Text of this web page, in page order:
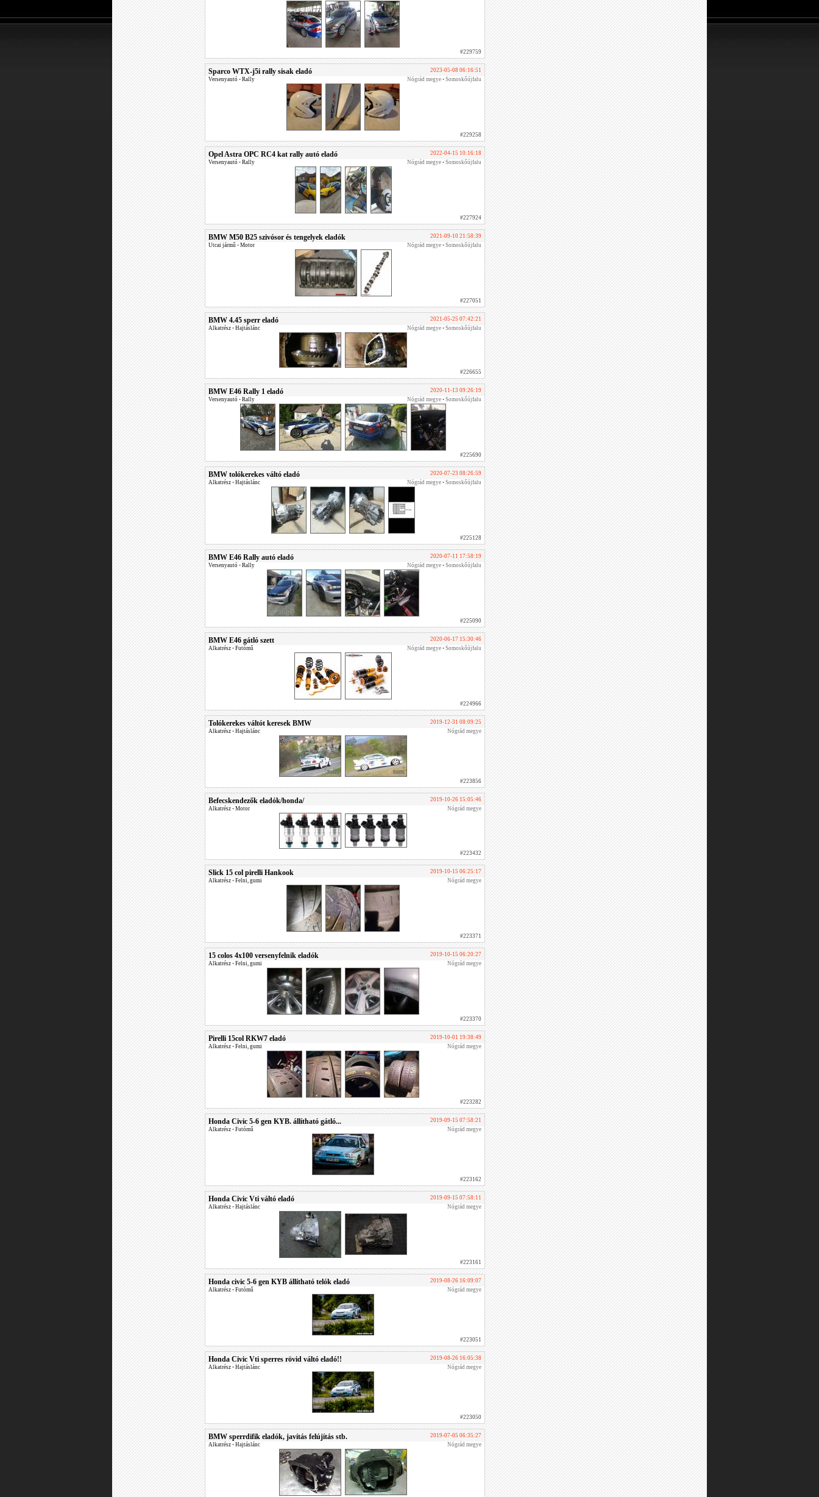
#229759
Sparco WTX-j5i rally sisak eladó
2023-05-08 06:16:51
Versenyautó • Rally Nógrád megye • Somoskőújfalu
#229258
Opel Astra OPC RC4 kat rally autó eladó
2022-04-15 10:16:18
Versenyautó • Rally Nógrád megye • Somoskőújfalu
#227924
BMW M50 B25 szivósor és tengelyek eladók
2021-09-10 21:58:39
Utcai jármű • Motor Nógrád megye • Somoskőújfalu
#227051
BMW 4.45 sperr eladó
2021-05-25 07:42:21
Alkatrész • Hajtáslánc Nógrád megye • Somoskőújfalu
#226655
BMW E46 Rally 1 eladó
2020-11-13 09:26:19
Versenyautó • Rally Nógrád megye • Somoskőújfalu
#225690
BMW tolókerekes váltó eladó
2020-07-23 08:26:59
Alkatrész • Hajtáslánc Nógrád megye • Somoskőújfalu
#225128
BMW E46 Rally autó eladó
2020-07-11 17:58:19
Versenyautó • Rally Nógrád megye • Somoskőújfalu
#225090
BMW E46 gátló szett
2020-06-17 15:30:46
Alkatrész • Futómű Nógrád megye • Somoskőújfalu
#224966
Tolókerekes váltót keresek BMW
2019-12-31 08:09:25
Alkatrész • Hajtáslánc Nógrád megye
#223856
Befecskendezők eladók/honda/
2019-10-26 15:05:46
Alkatrész • Motor Nógrád megye
#223432
Slick 15 col pirelli Hankook
2019-10-15 06:25:17
Alkatrész • Felni, gumi Nógrád megye
#223371
15 colos 4x100 versenyfelnik eladók
2019-10-15 06:20:27
Alkatrész • Felni, gumi Nógrád megye
#223370
Pirelli 15col RKW7 eladó
2019-10-01 19:38:49
Alkatrész • Felni, gumi Nógrád megye
#223282
Honda Civic 5-6 gen KYB. állítható gátló...
2019-09-15 07:58:21
Alkatrész • Futómű Nógrád megye
#223162
Honda Civic Vti váltó eladó
2019-09-15 07:58:11
Alkatrész • Hajtáslánc Nógrád megye
#223161
Honda civic 5-6 gen KYB állítható telók eladó
2019-08-26 16:09:07
Alkatrész • Futómű Nógrád megye
#223051
Honda Civic Vti sperres rövid váltó eladó!!
2019-08-26 16:05:38
Alkatrész • Hajtáslánc Nógrád megye
#223050
BMW sperrdifik eladók, javítás felújítás stb.
2019-07-05 06:35:27
Alkatrész • Hajtáslánc Nógrád megye